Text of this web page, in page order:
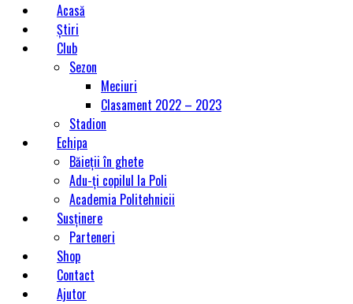
Acasă
Știri
Club
Sezon
Meciuri
Clasament 2022 – 2023
Stadion
Echipa
Băieții în ghete
Adu-ți copilul la Poli
Academia Politehnicii
Susținere
Parteneri
Shop
Contact
Ajutor